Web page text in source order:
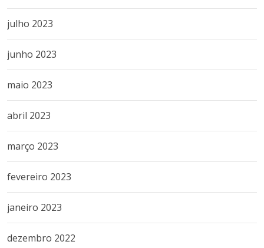
julho 2023
junho 2023
maio 2023
abril 2023
março 2023
fevereiro 2023
janeiro 2023
dezembro 2022